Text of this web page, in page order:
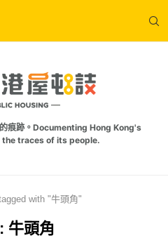
痕跡。Documenting Hong Kong's
traces of its people.
with "牛頭角"
牛頭角